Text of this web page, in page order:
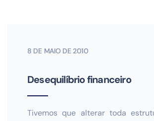
8 DE MAIO DE 2010
Desequilíbrio financeiro
Tivemos que alterar toda